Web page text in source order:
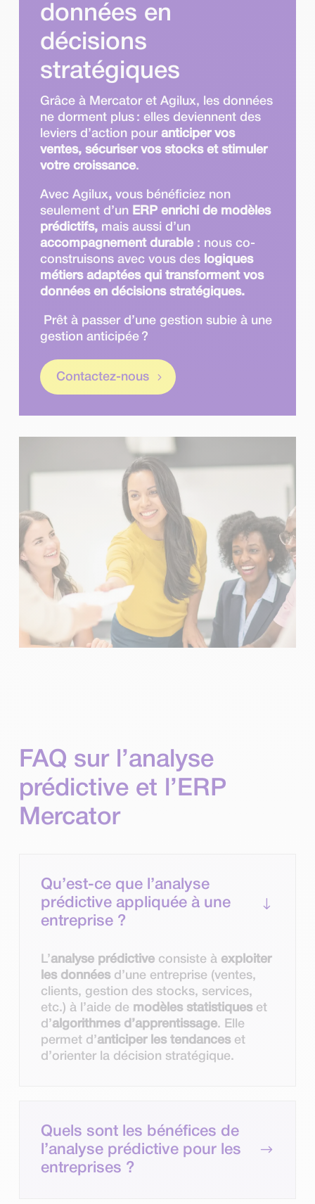
données en
décisions
stratégiques
Grâce à Mercator et Agilux, les données
ne dorment plus : elles deviennent des
leviers d’action pour anticiper vos
ventes, sécuriser vos stocks et stimuler
votre croissance.
Avec Agilux,vous bénéficiez non
seulement d’un ERP enrichi de modèles
prédictifs, mais aussi d’un
accompagnement durable: nous co-
construisons avec vous des logiques
métiers adaptées qui transforment vos
données en décisions stratégiques.
Prêt à passer d’une gestion subie à une
gestion anticipée ?
Contactez-nous
FAQ sur l’analyse
prédictive et l’ERP
Mercator
Qu’est-ce que l’analyse
prédictive appliquée à une
entreprise ?
"
L’analyse prédictiveconsiste à exploiter
les donnéesd’une entreprise (ventes,
clients, gestion des stocks, services,
etc.) à l’aide de modèles statistiqueset
d’algorithmes d’apprentissage. Elle
permet d’anticiper les tendanceset
d’orienter la décision stratégique.
Quels sont les bénéfices de
l’analyse prédictive pour les
entreprises ?
$